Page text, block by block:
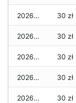
2026-04-16 30 zł
2026-04-15 30 zł
2026-04-14 30 zł
2026-04-13 30 zł
2026-04-12 30 zł